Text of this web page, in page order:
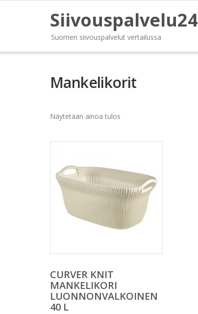
Siivouspalvelu24
Suomen siivouspalvelut vertailussa
Mankelikorit
Näytetään ainoa tulos
CURVER KNIT
MANKELIKORI
LUONNONVALKOINEN
40 L